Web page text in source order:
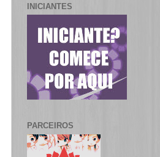
INICIANTES
PARCEIROS